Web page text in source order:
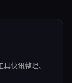
快讯整理、